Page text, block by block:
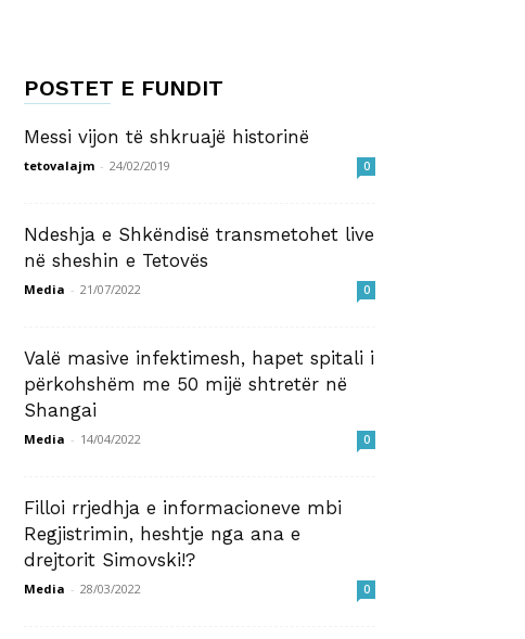
POSTET E FUNDIT
Messi vijon të shkruajë historinë
tetovalajm - 24/02/2019 0
Ndeshja e Shkëndisë transmetohet live
në sheshin e Tetovës
Media - 21/07/2022 0
Valë masive infektimesh, hapet spitali i
përkohshëm me 50 mijë shtretër në
Shangai
Media - 14/04/2022 0
Filloi rrjedhja e informacioneve mbi
Regjistrimin, heshtje nga ana e
drejtorit Simovski!?
Media - 28/03/2022 0